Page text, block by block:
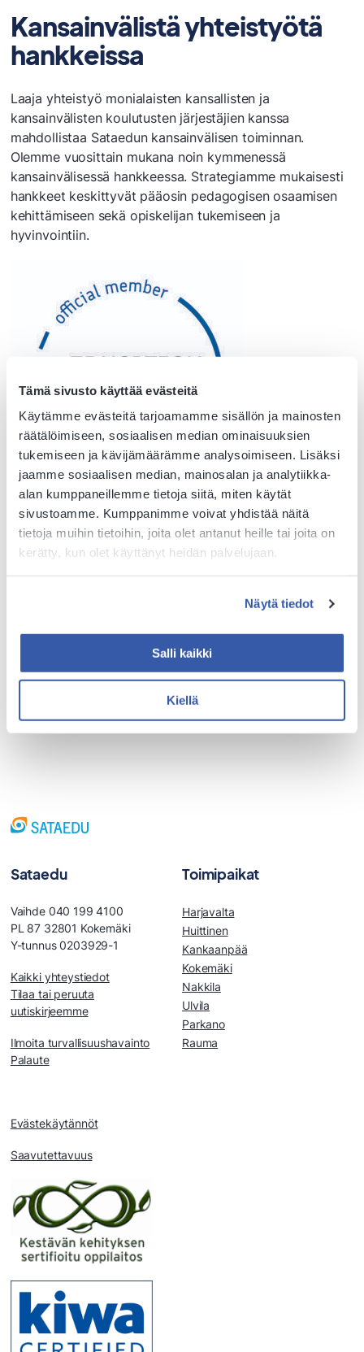
Tämä sivusto käyttää evästeitä
Käytämme evästeitä tarjoamamme sisällön ja mainosten
räätälöimiseen, sosiaalisen median ominaisuuksien
tukemiseen ja kävijämäärämme analysoimiseen. Lisäksi
jaamme sosiaalisen median, mainosalan ja analytiikka-
alan kumppaneillemme tietoja siitä, miten käytät
sivustoamme. Kumppanimme voivat yhdistää näitä
tietoja muihin tietoihin, joita olet antanut heille tai joita on
kerätty, kun olet käyttänyt heidän palvelujaan.
Näytä tiedot
Salli kaikki
Kiellä
Kansainvälistä yhteistyötä
hankkeissa
Laaja yhteistyö monialaisten kansallisten ja
kansainvälisten koulutusten järjestäjien kanssa
mahdollistaa Sataedun kansainvälisen toiminnan.
Olemme vuosittain mukana noin kymmenessä
kansainvälisessä hankkeessa. Strategiamme mukaisesti
hankkeet keskittyvät pääosin pedagogisen osaamisen
kehittämiseen sekä opiskelijan tukemiseen ja
hyvinvointiin.
Sataedu
Vaihde 040 199 4100
PL 87 32801 Kokemäki
Y-tunnus 0203929-1
Kaikki yhteystiedot
Tilaa tai peruuta
uutiskirjeemme
Ilmoita turvallisuushavainto
Palaute
Evästekäytännöt
Saavutettavuus
Toimipaikat
Harjavalta
Huittinen
Kankaanpää
Kokemäki
Nakkila
Ulvila
Parkano
Rauma